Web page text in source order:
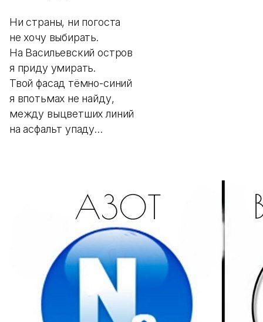
Ни страны, ни погоста
не хочу выбирать.
На Васильевский остров
я приду умирать.
Твой фасад тёмно-синий
я впотьмах не найду,
между выцветших линий
на асфальт упаду…